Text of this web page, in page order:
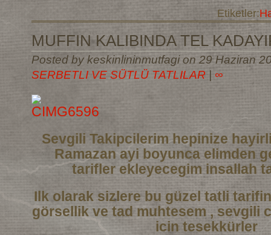
Etiketler:
MUFFIN KALIBINDA TEL
Posted by keskinlininmutfagi on 29 Haziran
SERBETLI VE SÜTLÜ TATLILAR
∞
Sevgili Takipcilerim hepinize
Ramazan ayi boyunca elimden
tarifler ekleyecegim insallah
Ilk olarak sizlere bu güzel tatli
görsellik ve tad muhtesem , sevgili
icin tesekkürler